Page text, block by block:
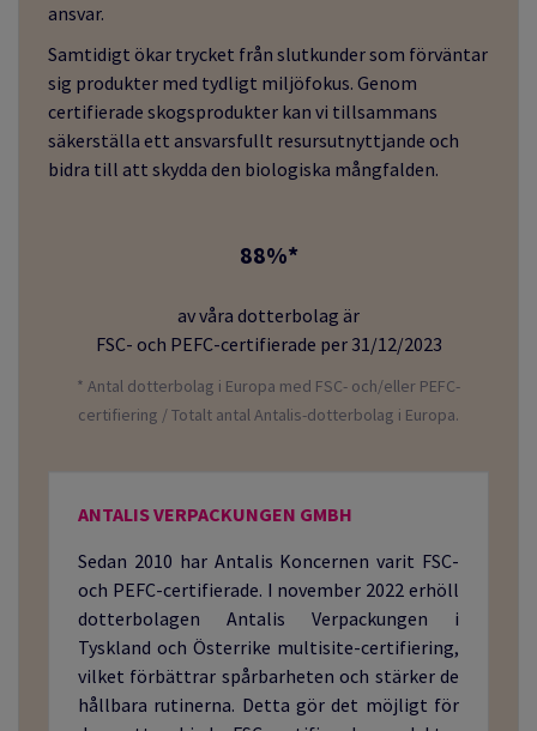
ansvar.
Samtidigt ökar trycket från slutkunder som förväntar
sig produkter med tydligt miljöfokus. Genom
certifierade skogsprodukter kan vi tillsammans
säkerställa ett ansvarsfullt resursutnyttjande och
bidra till att skydda den biologiska mångfalden.
88%*
av våra dotterbolag är
FSC- och PEFC-certifierade per 31/12/2023
* Antal dotterbolag i Europa med FSC- och/eller PEFC-
certifiering / Totalt antal Antalis-dotterbolag i Europa.
ANTALIS VERPACKUNGEN GMBH
Sedan 2010 har Antalis Koncernen varit FSC-
och PEFC-certifierade. I november 2022 erhöll
dotterbolagen Antalis Verpackungen i
Tyskland och Österrike multisite-certifiering,
vilket förbättrar spårbarheten och stärker de
hållbara rutinerna. Detta gör det möjligt för